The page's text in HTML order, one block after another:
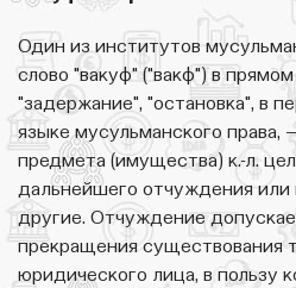
Один из институтов
слово "вакуф" ("вакф") в
"задержание", "остановка", в
языке мусульманского права,
предмета (имущества) к.-л.
дальнейшего отчуждения или
другие. Отчуждение
прекращения существования
юридического лица, в пользу